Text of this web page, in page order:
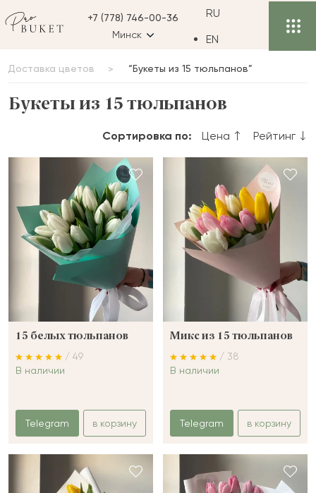
+7 (778) 746-00-36
Минск
RU
EN
Доставка цветов “Букеты из 15 тюльпанов”
Букеты из 15 тюльпанов
Сортировка по: Цена Рейтинг
15 белых тюльпанов
/ 49
В наличии
Telegram в корзину
Микс из 15 тюльпанов
/ 38
В наличии
Telegram в корзину